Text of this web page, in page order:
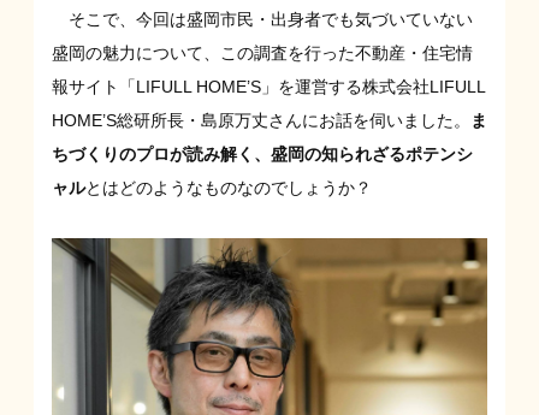
そこで、今回は盛岡市民・出身者でも気づいていない
盛岡の魅力について、この調査を行った不動産・住宅情
報サイト「LIFULL HOME’S」を運営する株式会社LIFULL
HOME’S総研所長・島原万丈さんにお話を伺いました。
ま
ちづくりのプロが読み解く、盛岡の知られざるポテンシ
ャルとはどのようなものなのでしょうか？